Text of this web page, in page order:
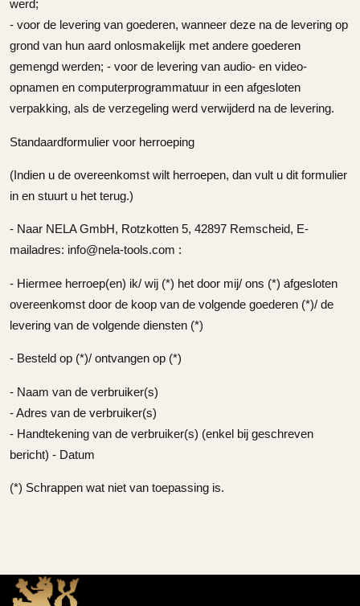
werd;
- voor de levering van goederen, wanneer deze na de levering op
grond van hun aard onlosmakelijk met andere goederen
gemengd werden; - voor de levering van audio- en video-
opnamen en computerprogrammatuur in een afgesloten
verpakking, als de verzegeling werd verwijderd na de levering.
Standaardformulier voor herroeping
(Indien u de overeenkomst wilt herroepen, dan vult u dit formulier
in en stuurt u het terug.)
- Naar NELA GmbH, Rotzkotten 5, 42897 Remscheid, E-
mailadres: info@nela-tools.com :
- Hiermee herroep(en) ik/ wij (*) het door mij/ ons (*) afgesloten
overeenkomst door de koop van de volgende goederen (*)/ de
levering van de volgende diensten (*)
- Besteld op (*)/ ontvangen op (*)
- Naam van de verbruiker(s)
- Adres van de verbruiker(s)
- Handtekening van de verbruiker(s) (enkel bij geschreven
bericht) - Datum
(*) Schrappen wat niet van toepassing is.